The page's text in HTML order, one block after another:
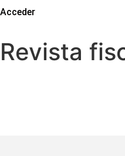
Acceder
Revista